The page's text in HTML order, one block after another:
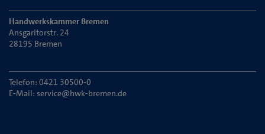
Handwerkskammer Bremen
Ansgaritorstr. 24
28195 Bremen
Telefon: 0421 30500-0
E-Mail: service@hwk-bremen.de